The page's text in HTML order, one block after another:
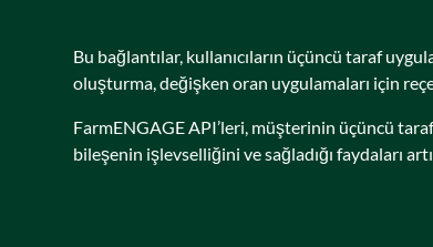
Bu bağlantılar, kullanıcıların üçüncü taraf
oluşturma, değişken oran uygulamaları için
FarmENGAGE API’leri, müşterinin üçüncü
bileşenin işlevselliğini ve sağladığı faydaları